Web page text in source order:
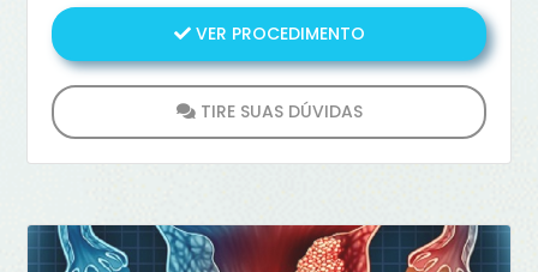
VER PROCEDIMENTO
TIRE SUAS DÚVIDAS